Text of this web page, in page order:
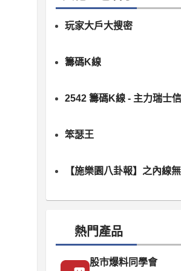
玩家大戶大搜密
籌碼K線
2542 籌碼K線 - 主力瑞士
笨瑟王
【施樂園八卦報】之內線
熱門產品
股市爆料同學會